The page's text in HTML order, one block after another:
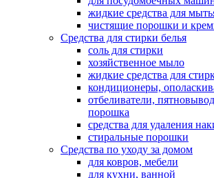
жидкие средства для
чистящие порошки и
Средства для стирки белья
соль для стирки
хозяйственное мыло
жидкие средства для
кондиционеры,
отбеливатели,
порошка
средства для удаления
стиральные порошки
Средства по уходу за домом
для ковров, мебели
для кухни, ванной